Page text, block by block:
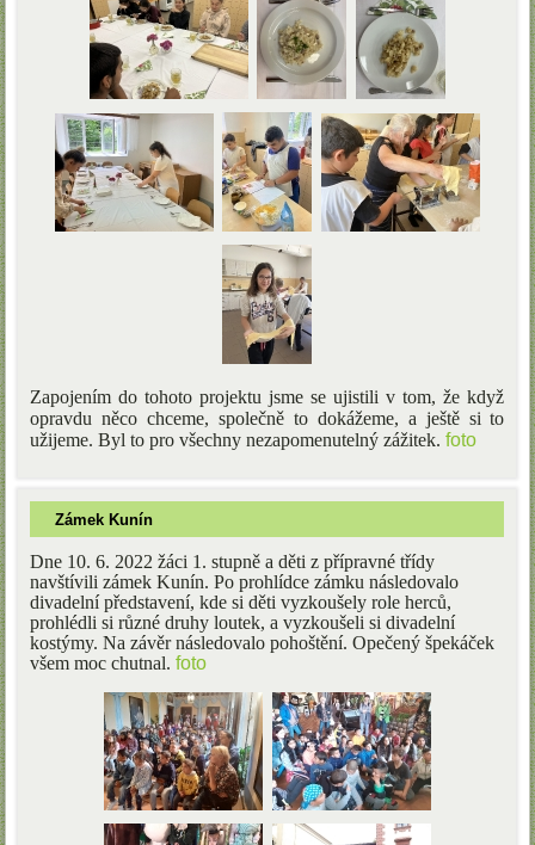
Zapojením do tohoto projektu jsme se ujistili v tom, že když
opravdu něco chceme, společně to dokážeme, a ještě si to
užijeme. Byl to pro všechny nezapomenutelný zážitek.foto
Zámek Kunín
Dne 10. 6. 2022 žáci 1. stupně a děti z přípravné třídy
navštívili zámek Kunín. Po prohlídce zámku následovalo
divadelní představení, kde si děti vyzkoušely role herců,
prohlédli si různé druhy loutek, a vyzkoušeli si divadelní
kostýmy. Na závěr následovalo pohoštění. Opečený špekáček
všem moc chutnal.foto